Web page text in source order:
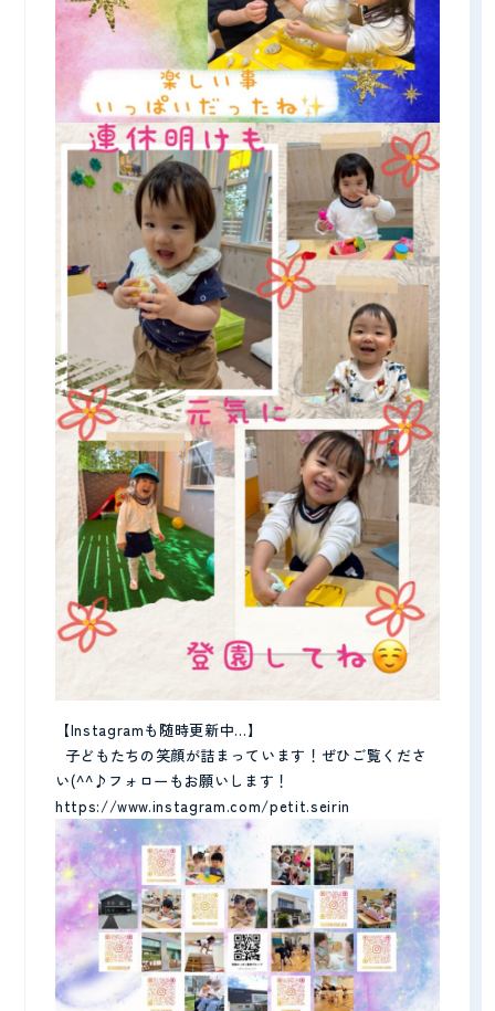
【Instagramも随時更新中…】
子どもたちの笑顔が詰まっています！ぜひご覧くださ
い(^^♪フォローもお願いします！
https://www.instagram.com/petit.seirin